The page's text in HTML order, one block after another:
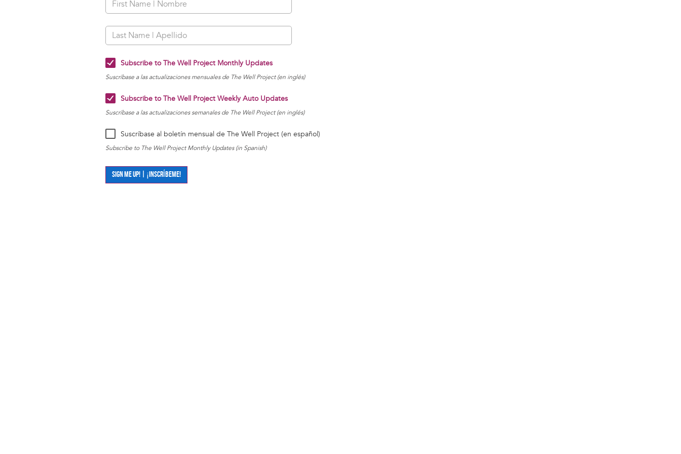
Subscribe to The Well Project Monthly Updates
Suscríbase a las actualizaciones mensuales de The Well Project (en inglés)
Subscribe to The Well Project Weekly Auto Updates
Suscríbase a las actualizaciones semanales de The Well Project (en inglés)
Suscríbase al boletín mensual de The Well Project (en español)
Subscribe to The Well Project Monthly Updates (in Spanish)
SIGN ME UP! | ¡INSCRÍBEME!